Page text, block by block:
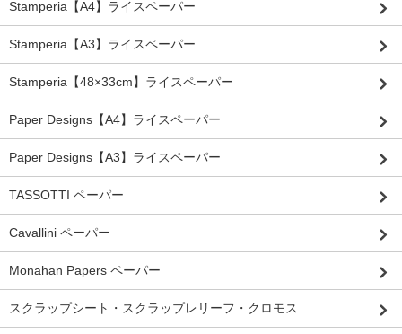
Stamperia【A4】ライスペーパー
Stamperia【A3】ライスペーパー
Stamperia【48×33cm】ライスペーパー
Paper Designs【A4】ライスペーパー
Paper Designs【A3】ライスペーパー
TASSOTTI ペーパー
Cavallini ペーパー
Monahan Papers ペーパー
スクラップシート・スクラップレリーフ・クロモス